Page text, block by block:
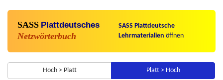
SASS Plattdeutsches
Netzwörterbuch
SASS Plattdeutsche
Lehrmaterialien öffnen
Hoch > Platt Platt > Hoch